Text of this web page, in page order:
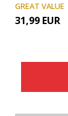
GREAT VALUE
31,99 EUR